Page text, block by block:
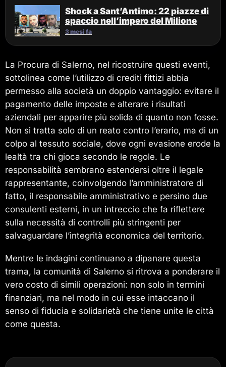
Shock a Sant’Antimo: 22 piazze di
spaccio nell’impero del Milione
3 mesi fa
La Procura di Salerno, nel ricostruire questi eventi,
sottolinea come l’utilizzo di crediti fittizi abbia
permesso alla società un doppio vantaggio: evitare il
pagamento delle imposte e alterare i risultati
aziendali per apparire più solida di quanto non fosse.
Non si tratta solo di un reato contro l’erario, ma di un
colpo al tessuto sociale, dove ogni evasione erode la
lealtà tra chi gioca secondo le regole. Le
responsabilità sembrano estendersi oltre il legale
rappresentante, coinvolgendo l’amministratore di
fatto, il responsabile amministrativo e persino due
consulenti esterni, in un intreccio che fa riflettere
sulla necessità di controlli più stringenti per
salvaguardare l’integrità economica del territorio.
Mentre le indagini continuano a dipanare questa
trama, la comunità di Salerno si ritrova a ponderare il
vero costo di simili operazioni: non solo in termini
finanziari, ma nel modo in cui esse intaccano il
senso di fiducia e solidarietà che tiene unite le città
come questa.